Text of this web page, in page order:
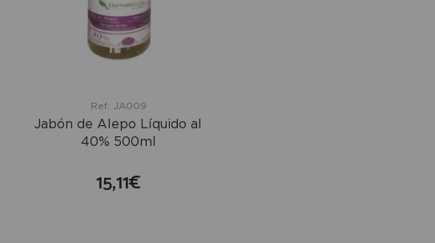
Ref: JA009
Jabón de Alepo Líquido al
40% 500ml
15,11€